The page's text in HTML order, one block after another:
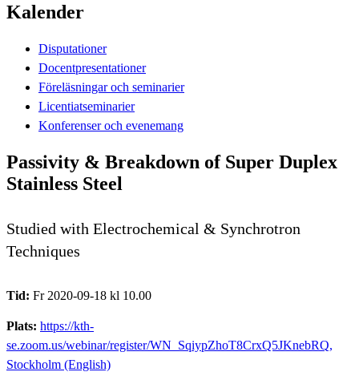
Kalender
Disputationer
Docentpresentationer
Föreläsningar och seminarier
Licentiatseminarier
Konferenser och evenemang
Passivity & Breakdown of Super Duplex
Stainless Steel
Studied with Electrochemical & Synchrotron
Techniques
Tid: Fr 2020-09-18 kl 10.00
Plats: https://kth-
se.zoom.us/webinar/register/WN_SqiypZhoT8CrxQ5JKnebRQ,
Stockholm (English)